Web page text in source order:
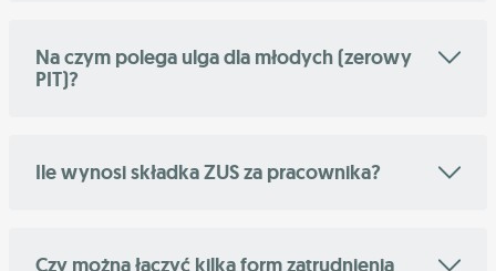
Na czym polega ulga dla młodych (zerowy
PIT)?
Ile wynosi składka ZUS za pracownika?